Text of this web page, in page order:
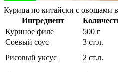
Курица по китайски с овощами в
Ингредиент
Куриное филе
500 г
Соевый соус
3 ст.л.
Рисовый уксус
2 ст.л.